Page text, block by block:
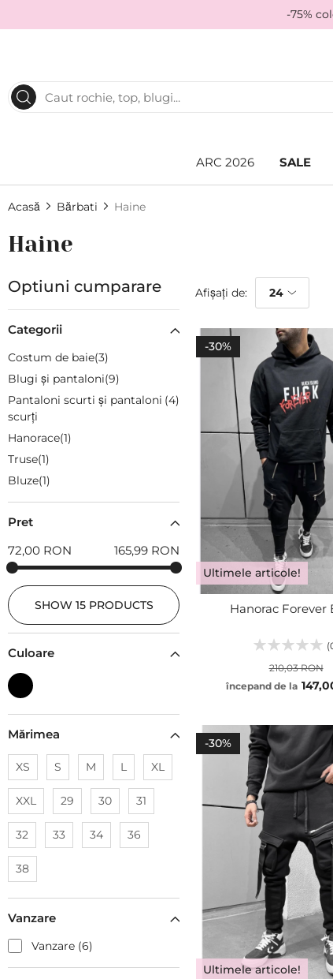
-75%
ARC 2026 SALE
Acasă Bărbati Haine
Haine
Afișați de:
-30%
Ultimele articole!
Hanorac Forever
începand de la
210,03 RON
M
L
ADĂUGA
-30%
Ultimele articole!
Optiuni cumparare
Categorii
Costum de baie 3
Blugi și pantaloni 9
Pantaloni scurti și pantaloni
scurți
4
Hanorace 1
Truse 1
Bluze 1
Pret
72,00 RON
165,99 RON
SHOW 15 PRODUCTS
Culoare
Mărimea
XS S M L XL
XXL 29 30 31
32 33 34 36
38
Vanzare
Vanzare 6